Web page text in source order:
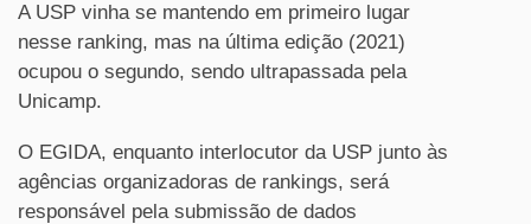
A USP vinha se mantendo em primeiro lugar
nesse ranking, mas na última edição (2021)
ocupou o segundo, sendo ultrapassada pela
Unicamp.
O EGIDA, enquanto interlocutor da USP junto às
agências organizadoras de rankings, será
responsável pela submissão de dados